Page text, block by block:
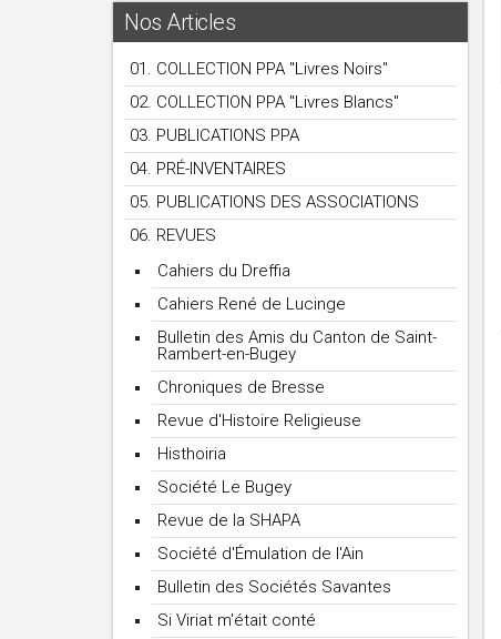
Nos Articles
01. COLLECTION PPA "Livres Noirs"
02. COLLECTION PPA "Livres Blancs"
03. PUBLICATIONS PPA
04. PRÉ-INVENTAIRES
05. PUBLICATIONS DES ASSOCIATIONS
06. REVUES
Cahiers du Dreffia
Cahiers René de Lucinge
Bulletin des Amis du Canton de Saint-
Rambert-en-Bugey
Chroniques de Bresse
Revue d'Histoire Religieuse
Histhoiria
Société Le Bugey
Revue de la SHAPA
Société d'Émulation de l'Ain
Bulletin des Sociétés Savantes
Si Viriat m'était conté